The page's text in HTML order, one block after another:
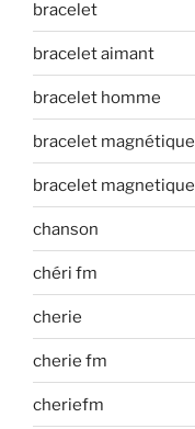
bracelet
bracelet aimant
bracelet homme
bracelet magnétique
bracelet magnetique
chanson
chéri fm
cherie
cherie fm
cheriefm